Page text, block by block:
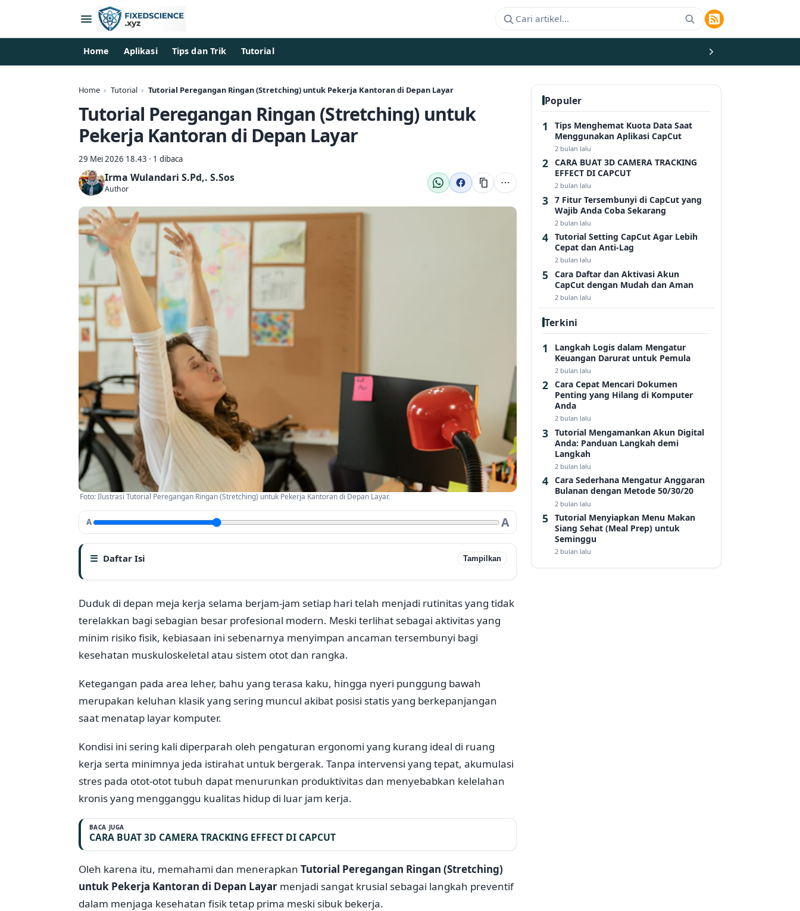
Home Aplikasi Tips dan Trik Tutorial
Home Tutorial Tutorial Peregangan Ringan (Stretching) untuk Pekerja Kantoran di Depan Layar
Tutorial Peregangan Ringan (Stretching) untuk
Pekerja Kantoran di Depan Layar
29 Mei 2026 18.43 · 1 dibaca
Irma Wulandari S.Pd,. S.Sos
Author
Foto: Ilustrasi Tutorial Peregangan Ringan (Stretching) untuk Pekerja Kantoran di Depan Layar.
A A
Daftar Isi Tampilkan
Duduk di depan meja kerja selama berjam-jam setiap hari telah menjadi rutinitas yang tidak
terelakkan bagi sebagian besar profesional modern. Meski terlihat sebagai aktivitas yang
minim risiko fisik, kebiasaan ini sebenarnya menyimpan ancaman tersembunyi bagi
kesehatan muskuloskeletal atau sistem otot dan rangka.
Ketegangan pada area leher, bahu yang terasa kaku, hingga nyeri punggung bawah
merupakan keluhan klasik yang sering muncul akibat posisi statis yang berkepanjangan
saat menatap layar komputer.
Kondisi ini sering kali diperparah oleh pengaturan ergonomi yang kurang ideal di ruang
kerja serta minimnya jeda istirahat untuk bergerak. Tanpa intervensi yang tepat, akumulasi
stres pada otot-otot tubuh dapat menurunkan produktivitas dan menyebabkan kelelahan
kronis yang mengganggu kualitas hidup di luar jam kerja.
BACA JUGA
CARA BUAT 3D CAMERA TRACKING EFFECT DI CAPCUT
Oleh karena itu, memahami dan menerapkan Tutorial Peregangan Ringan (Stretching)
untuk Pekerja Kantoran di Depan Layar menjadi sangat krusial sebagai langkah preventif
dalam menjaga kesehatan fisik tetap prima meski sibuk bekerja.
Populer
Tips Menghemat Kuota Data Saat
Menggunakan Aplikasi CapCut
2 bulan lalu
CARA BUAT 3D CAMERA TRACKING
EFFECT DI CAPCUT
2 bulan lalu
7 Fitur Tersembunyi di CapCut yang
Wajib Anda Coba Sekarang
2 bulan lalu
Tutorial Setting CapCut Agar Lebih
Cepat dan Anti-Lag
2 bulan lalu
Cara Daftar dan Aktivasi Akun
CapCut dengan Mudah dan Aman
2 bulan lalu
Terkini
Langkah Logis dalam Mengatur
Keuangan Darurat untuk Pemula
2 bulan lalu
Cara Cepat Mencari Dokumen
Penting yang Hilang di Komputer
Anda
2 bulan lalu
Tutorial Mengamankan Akun Digital
Anda: Panduan Langkah demi
Langkah
2 bulan lalu
Cara Sederhana Mengatur Anggaran
Bulanan dengan Metode 50/30/20
2 bulan lalu
Tutorial Menyiapkan Menu Makan
Siang Sehat (Meal Prep) untuk
Seminggu
2 bulan lalu